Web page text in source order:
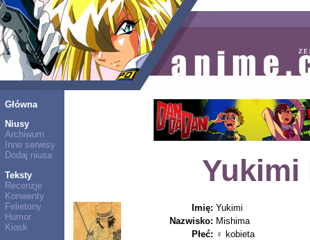
Główna
Niusy
Archiwum
Inne serwisy
Dodaj niusa
Teksty
Recenzje
Konwenty
Felietony
Humor
Kiosk
Yukimi
Imię: Yukimi
Nazwisko: Mishima
Płeć: ♀ kobieta